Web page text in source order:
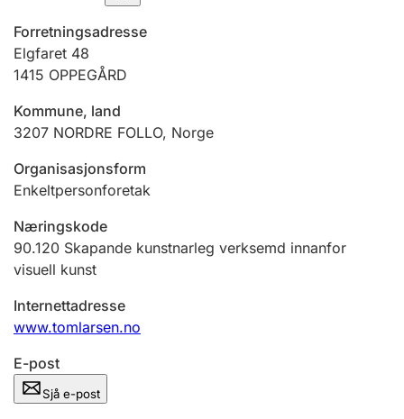
Tinglysing
Jeger
Ektepaktrettleiaren
Andre tema
Forretningsadresse
Elgfaret 48
1415 OPPEGÅRD
Kommune, land
3207 NORDRE FOLLO, Norge
Organisasjonsform
Enkeltpersonforetak
Næringskode
90.120 Skapande kunstnarleg verksemd innanfor
visuell kunst
Internettadresse
www.tomlarsen.no
E-post
Sjå e-post